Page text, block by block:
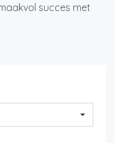
succes met